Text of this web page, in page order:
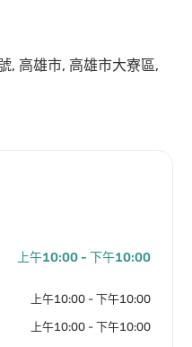
, 高雄市, 高雄市大寮區,
上午10:00 - 下午10:00
上午10:00 - 下午10:00
上午10:00 - 下午10:00